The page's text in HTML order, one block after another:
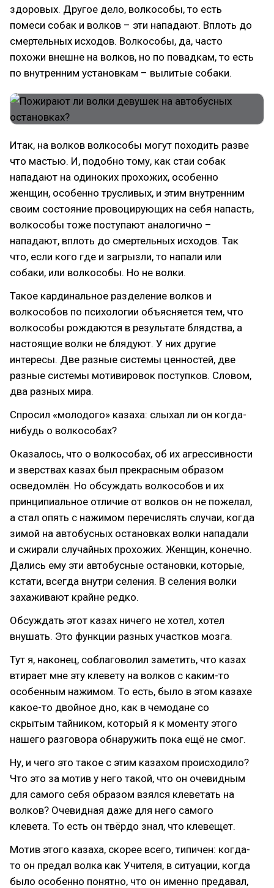
здоровых. Другое дело, волкособы, то есть
помеси собак и волков – эти нападают. Вплоть до
смертельных исходов. Волкособы, да, часто
похожи внешне на волков, но по повадкам, то есть
по внутренним установкам – вылитые собаки.
Итак, на волков волкособы могут походить разве
что мастью. И, подобно тому, как стаи собак
нападают на одиноких прохожих, особенно
женщин, особенно трусливых, и этим внутренним
своим состояние провоцирующих на себя напасть,
волкособы тоже поступают аналогично –
нападают, вплоть до смертельных исходов. Так
что, если кого где и загрызли, то напали или
собаки, или волкособы. Но не волки.
Такое кардинальное разделение волков и
волкособов по психологии объясняется тем, что
волкособы рождаются в результате блядства, а
настоящие волки не блядуют. У них другие
интересы. Две разные системы ценностей, две
разные системы мотивировок поступков. Словом,
два разных мира.
Спросил «молодого» казаха: слыхал ли он когда-
нибудь о волкособах?
Оказалось, что о волкособах, об их агрессивности
и зверствах казах был прекрасным образом
осведомлён. Но обсуждать волкособов и их
принципиальное отличие от волков он не пожелал,
а стал опять с нажимом перечислять случаи, когда
зимой на автобусных остановках волки нападали
и сжирали случайных прохожих. Женщин, конечно.
Дались ему эти автобусные остановки, которые,
кстати, всегда внутри селения. В селения волки
захаживают крайне редко.
Обсуждать этот казах ничего не хотел, хотел
внушать. Это функции разных участков мозга.
Тут я, наконец, соблаговолил заметить, что казах
втирает мне эту клевету на волков с каким-то
особенным нажимом. То есть, было в этом казахе
какое-то двойное дно, как в чемодане со
скрытым тайником, который я к моменту этого
нашего разговора обнаружить пока ещё не смог.
Ну, и чего это такое с этим казахом происходило?
Что это за мотив у него такой, что он очевидным
для самого себя образом взялся клеветать на
волков? Очевидная даже для него самого
клевета. То есть он твёрдо знал, что клевещет.
Мотив этого казаха, скорее всего, типичен: когда-
то он предал волка как Учителя, в ситуации, когда
было особенно понятно, что он именно предавал,